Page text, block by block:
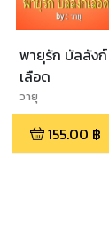
พายุรัก บัลลังก์
เลือด
วายุ
155.00 ฿